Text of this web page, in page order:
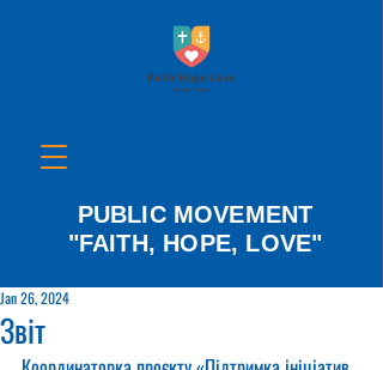
PUBLIC MOVEMENT
"FAITH, HOPE, LOVE"
Звіт
Jan 26, 2024